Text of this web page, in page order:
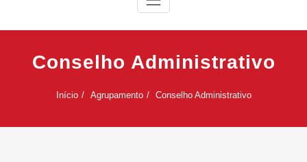
Conselho Administrativo
Início Agrupamento Conselho Administrativo